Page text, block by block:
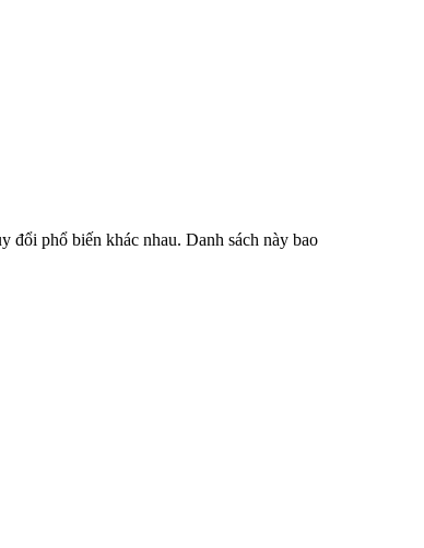
đổi phổ biến khác nhau. Danh sách này bao